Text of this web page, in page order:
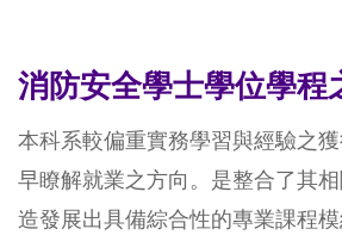
消防安全學士學位學程
本科系較偏重實務學習與經驗之
早瞭解就業之方向。是整合了其相
造發展出具備綜合性的專業課程